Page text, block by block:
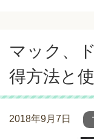
マック、
得方法と
2018年9月7日